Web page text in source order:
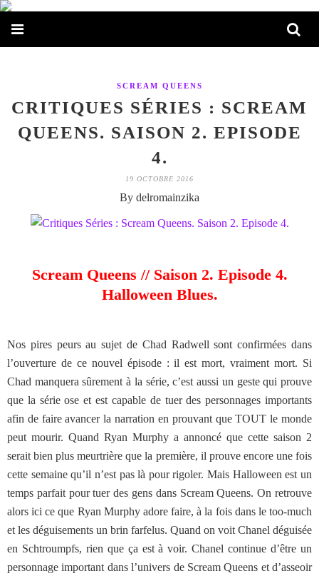
SCREAM QUEENS
CRITIQUES SÉRIES : SCREAM
QUEENS. SAISON 2. EPISODE
4.
19 OCTOBRE 2016
By delromainzika
Scream Queens // Saison 2. Episode 4.
Halloween Blues.
Nos pires peurs au sujet de Chad Radwell sont confirmées dans
l’ouverture de ce nouvel épisode : il est mort, vraiment mort. Si
Chad manquera sûrement à la série, c’est aussi un geste qui prouve
que la série ose et est capable de tuer des personnages importants
afin de faire avancer la narration en prouvant que TOUT le monde
peut mourir. Quand Ryan Murphy a annoncé que cette saison 2
serait bien plus meurtrière que la première, il prouve encore une fois
cette semaine qu’il n’est pas là pour rigoler. Mais Halloween est un
temps parfait pour tuer des gens dans Scream Queens. On retrouve
alors ici ce que Ryan Murphy adore faire, à la fois dans le too-much
et les déguisements un brin farfelus. Quand on voit Chanel déguisée
en Schtroumpfs, rien que ça est à voir. Chanel continue d’être un
personnage important dans l’univers de Scream Queens et d’asseoir